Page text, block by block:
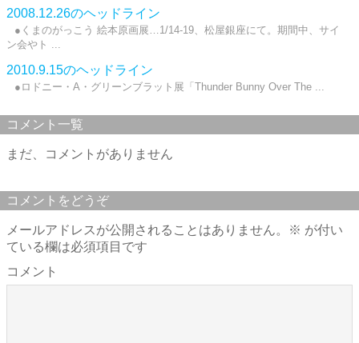
2008.12.26のヘッドライン
●くまのがっこう 絵本原画展…1/14-19、松屋銀座にて。期間中、サイ
ン会やト ...
2010.9.15のヘッドライン
●ロドニー・A・グリーンブラット展「Thunder Bunny Over The ...
コメント一覧
まだ、コメントがありません
コメントをどうぞ
メールアドレスが公開されることはありません。 ※ が付い
ている欄は必須項目です
コメント